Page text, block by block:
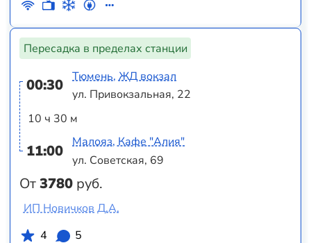
Пересадка в пределах станции
00:30
10 ч 30 м
11:00
От3780 руб.
Тюмень, ЖД вокзал
ул. Привокзальная, 22
Малояз, Кафе "Алия"
ул. Советская, 69
ИП Новичков Д.А.
4
5